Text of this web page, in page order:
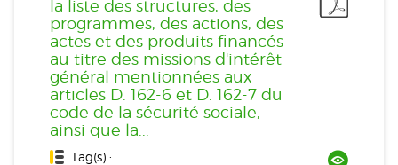
la liste des structures, des
programmes, des actions, des
actes et des produits financés
au titre des missions d'intérêt
général mentionnées aux
articles D. 162-6 et D. 162-7 du
code de la sécurité sociale,
ainsi que la...
Tag(s) :